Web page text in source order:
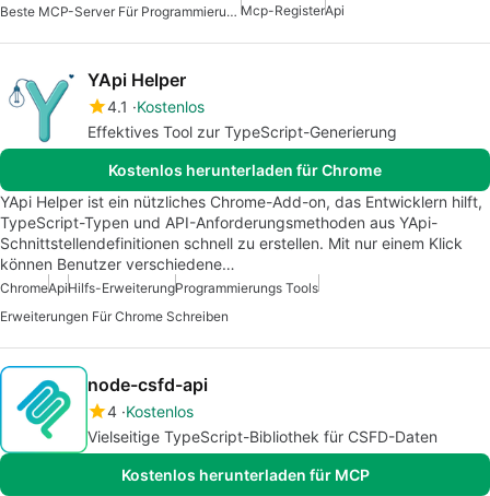
Beste MCP-Server Für Programmierung Mcp-RegisterApi
YApi Helper
4.1
Kostenlos
Effektives Tool zur TypeScript-Generierung
Kostenlos herunterladen für Chrome
YApi Helper ist ein nützliches Chrome-Add-on, das Entwicklern hilft,
TypeScript-Typen und API-Anforderungsmethoden aus YApi-
Schnittstellendefinitionen schnell zu erstellen. Mit nur einem Klick
können Benutzer verschiedene…
ChromeApiHilfs-ErweiterungProgrammierungs Tools
Erweiterungen Für Chrome Schreiben
node-csfd-api
4 Kostenlos
Vielseitige TypeScript-Bibliothek für CSFD-Daten
Kostenlos herunterladen für MCP